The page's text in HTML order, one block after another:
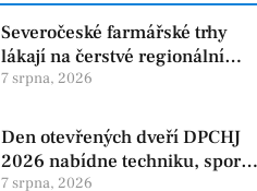
Severočeské farmářské trhy
lákají na čerstvé regionální
produkty. V Chomutově se
7 srpna, 2026
Den otevřených dveří DPCHJ
2026 nabídne techniku, sport i
jízdy historickými vozy
7 srpna, 2026